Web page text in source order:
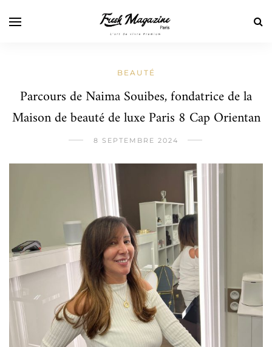
BEAUTÉ
Parcours de Naima Souibes, fondatrice de la
Maison de beauté de luxe Paris 8 Cap Orientan
8 SEPTEMBRE 2024